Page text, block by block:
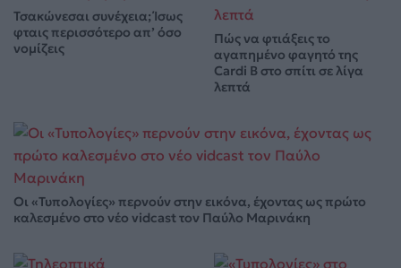
Τσακώνεσαι συνέχεια; Ίσως
φταις περισσότερο απ’ όσο
νομίζεις
Πώς να φτιάξεις το
αγαπημένο φαγητό της
Cardi B στο σπίτι σε λίγα
λεπτά
Οι «Τυπολογίες» περνούν στην εικόνα, έχοντας ως πρώτο
καλεσμένο στο νέο vidcast τον Παύλο Μαρινάκη